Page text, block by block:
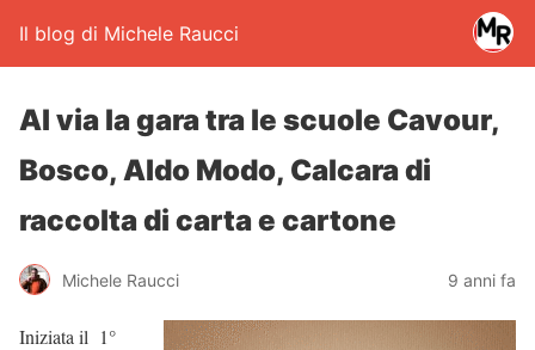
Il blog di Michele Raucci
Al via la gara tra le scuole Cavour,
Bosco, Aldo Modo, Calcara di
raccolta di carta e cartone
Michele Raucci 9 anni fa
Iniziata il 1°